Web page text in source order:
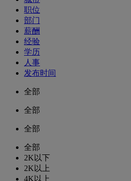
职位
部门
薪酬
经验
学历
人事
发布时间
全部
全部
全部
全部
2K以下
2K以上
4K以上